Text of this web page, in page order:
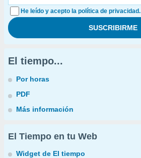
He leído y acepto la política de privacidad.
El tiempo...
Por horas
PDF
Más información
El Tiempo en tu Web
Widget de El tiempo